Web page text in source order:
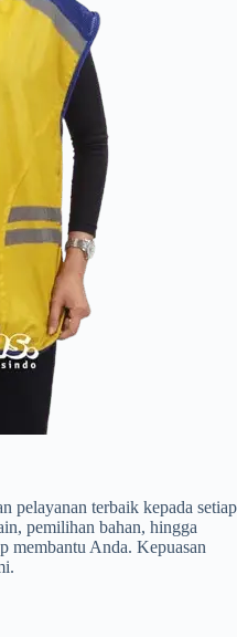
pelayanan terbaik kepada setiap
pemilihan bahan, hingga
membantu Anda. Kepuasan